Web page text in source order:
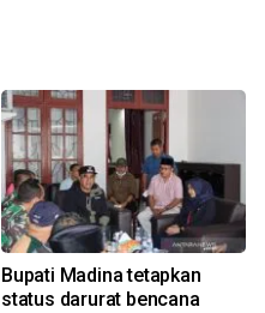
Bupati Madina tetapkan
status darurat bencana